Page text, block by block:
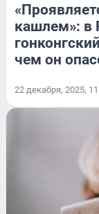
кашлем»: в
чем он
22 декабря, 2025,